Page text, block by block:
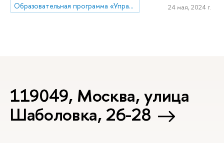
Образовательная программа «Управление цифровым продуктом»
24 мая, 2024 г.
119049, Москва, улица
Шаболовка, 26-28